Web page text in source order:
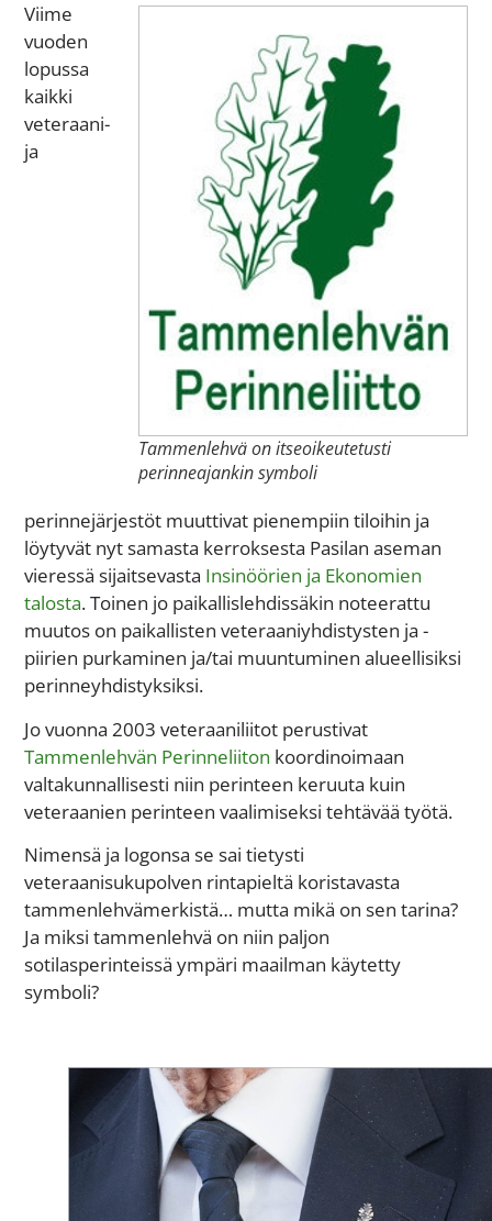
Tammenlehvä on itseoikeutetusti
perinneajankin symboli
Viime
vuoden
lopussa
kaikki
veteraani-
ja
perinnejärjestöt muuttivat pienempiin tiloihin ja
löytyvät nyt samasta kerroksesta Pasilan aseman
vieressä sijaitsevasta Insinöörien ja Ekonomien
talosta. Toinen jo paikallislehdissäkin noteerattu
muutos on paikallisten veteraaniyhdistysten ja -
piirien purkaminen ja/tai muuntuminen alueellisiksi
perinneyhdistyksiksi.
Jo vuonna 2003 veteraaniliitot perustivat
Tammenlehvän Perinneliiton koordinoimaan
valtakunnallisesti niin perinteen keruuta kuin
veteraanien perinteen vaalimiseksi tehtävää työtä.
Nimensä ja logonsa se sai tietysti
veteraanisukupolven rintapieltä koristavasta
tammenlehvämerkistä… mutta mikä on sen tarina?
Ja miksi tammenlehvä on niin paljon
sotilasperinteissä ympäri maailman käytetty
symboli?